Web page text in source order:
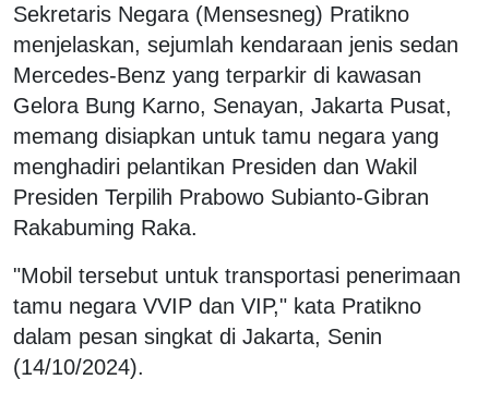
Sekretaris Negara (Mensesneg) Pratikno
menjelaskan, sejumlah kendaraan jenis sedan
Mercedes-Benz yang terparkir di kawasan
Gelora Bung Karno, Senayan, Jakarta Pusat,
memang disiapkan untuk tamu negara yang
menghadiri pelantikan Presiden dan Wakil
Presiden Terpilih Prabowo Subianto-Gibran
Rakabuming Raka.
"Mobil tersebut untuk transportasi penerimaan
tamu negara VVIP dan VIP," kata Pratikno
dalam pesan singkat di Jakarta, Senin
(14/10/2024).